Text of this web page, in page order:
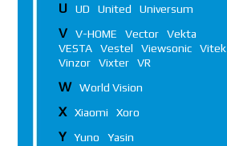
U UD United Universum
V V-HOME Vector
Vekta
VESTA
Vestel Viewsonic
Vitek
Vinzor
Vixter VR
W World Vision
X Xiaomi Xoro
Y Yuno Yasin